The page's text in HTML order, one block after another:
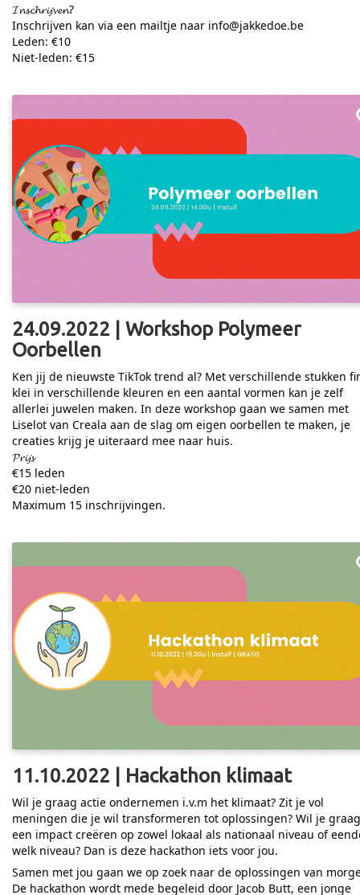
𝓘𝓷𝓼𝓬𝓱𝓻𝓲𝓳𝓿𝓮𝓷?
Inschrijven kan via een mailtje naar info@jakkedoe.be
Leden: €10
Niet-leden: €15
24.09.2022 | Workshop Polymeer
Oorbellen
Ken jij de nieuwste TikTok trend al? Met verschillende stukken
klei in verschillende kleuren en een aantal vormen kan je zelf
allerlei juwelen maken. In deze workshop gaan we samen met
Liselot van Creala aan de slag om eigen oorbellen te maken, je
creaties krijg je uiteraard mee naar huis.
𝓟𝓻𝓲𝓳𝓼
€15 leden
€20 niet-leden
Maximum 15 inschrijvingen.
11.10.2022 | Hackathon klimaat
Wil je graag actie ondernemen i.v.m het klimaat? Zit je vol
meningen die je wil transformeren tot oplossingen? Wil je graag
een impact creëren op zowel lokaal als nationaal niveau of
welk niveau? Dan is deze hackathon iets voor jou.
Samen met jou gaan we op zoek naar de oplossingen van
De hackathon wordt mede begeleid door Jacob Butt, een jonge